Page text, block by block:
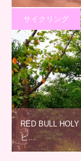
サイクリング
RED BULL
ヒ…